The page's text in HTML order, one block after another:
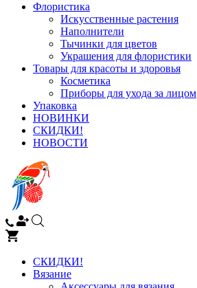
Флористика
Искусственные растения
Наполнители
Тычинки для цветов
Украшения для флористики
Товары для красоты и здоровья
Косметика
Приборы для ухода за лицом
Упаковка
НОВИНКИ
СКИДКИ!
НОВОСТИ
СКИДКИ!
Вязание